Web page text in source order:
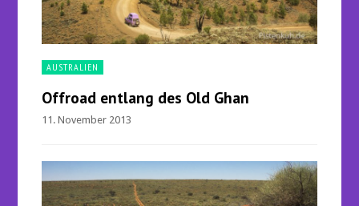
AUSTRALIEN
Offroad entlang des Old Ghan
11. November 2013